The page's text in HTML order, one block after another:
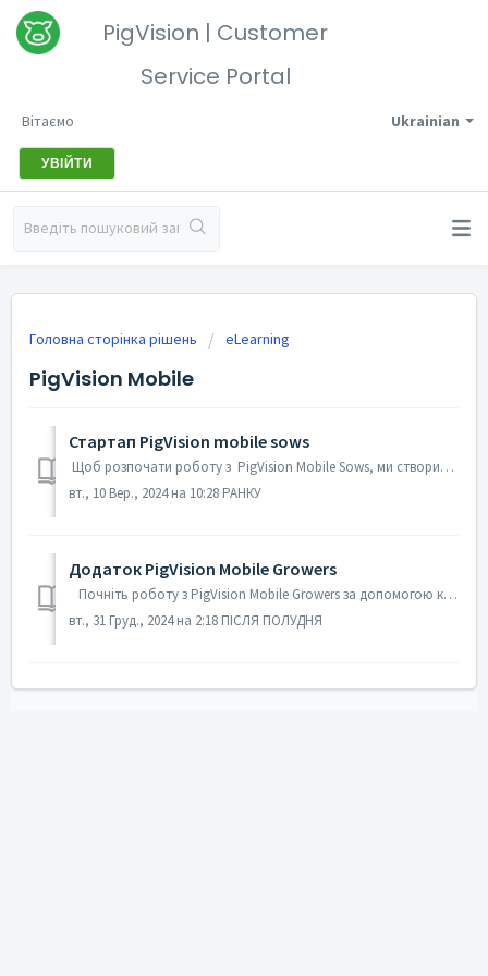
PigVision | Customer
Service Portal
Ukrainian
Вітаємо
УВІЙТИ
Головна сторінка рішень eLearning
PigVision Mobile
Стартап PigVision mobile sows
Щоб розпочати роботу з PigVision Mobile Sows, ми створили курс електронного навчання, який допоможе вам користуватися додатком. Ви можете увійти за д...
вт., 10 Вер., 2024 на 10:28 РАНКУ
Додаток PigVision Mobile Growers
Почніть роботу з PigVision Mobile Growers за допомогою курсу електронного навчання, який допоможе вам користуватися програмою. Увійдіть, використов...
вт., 31 Груд., 2024 на 2:18 ПІСЛЯ ПОЛУДНЯ